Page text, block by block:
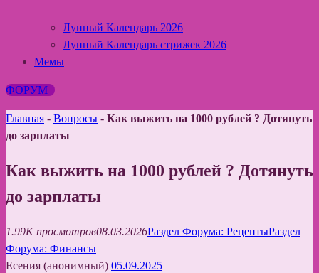
Лунный Календарь 2026
Лунный Календарь стрижек 2026
Мемы
ФОРУМ
Главная - Вопросы - Как выжить на 1000 рублей ? Дотянуть
до зарплаты
Как выжить на 1000 рублей ? Дотянуть
до зарплаты
1.99K просмотров08.03.2026Раздел Форума: РецептыРаздел
Форума: Финансы
Есения (анонимный) 05.09.2025